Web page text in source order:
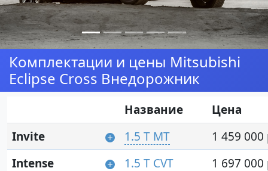
Комплектации и цены Mitsubishi
Eclipse Cross Внедорожник
Название
Цена
Invite
1.5 T MT
1 459 000
Intense
1.5 T CVT
1 697 000